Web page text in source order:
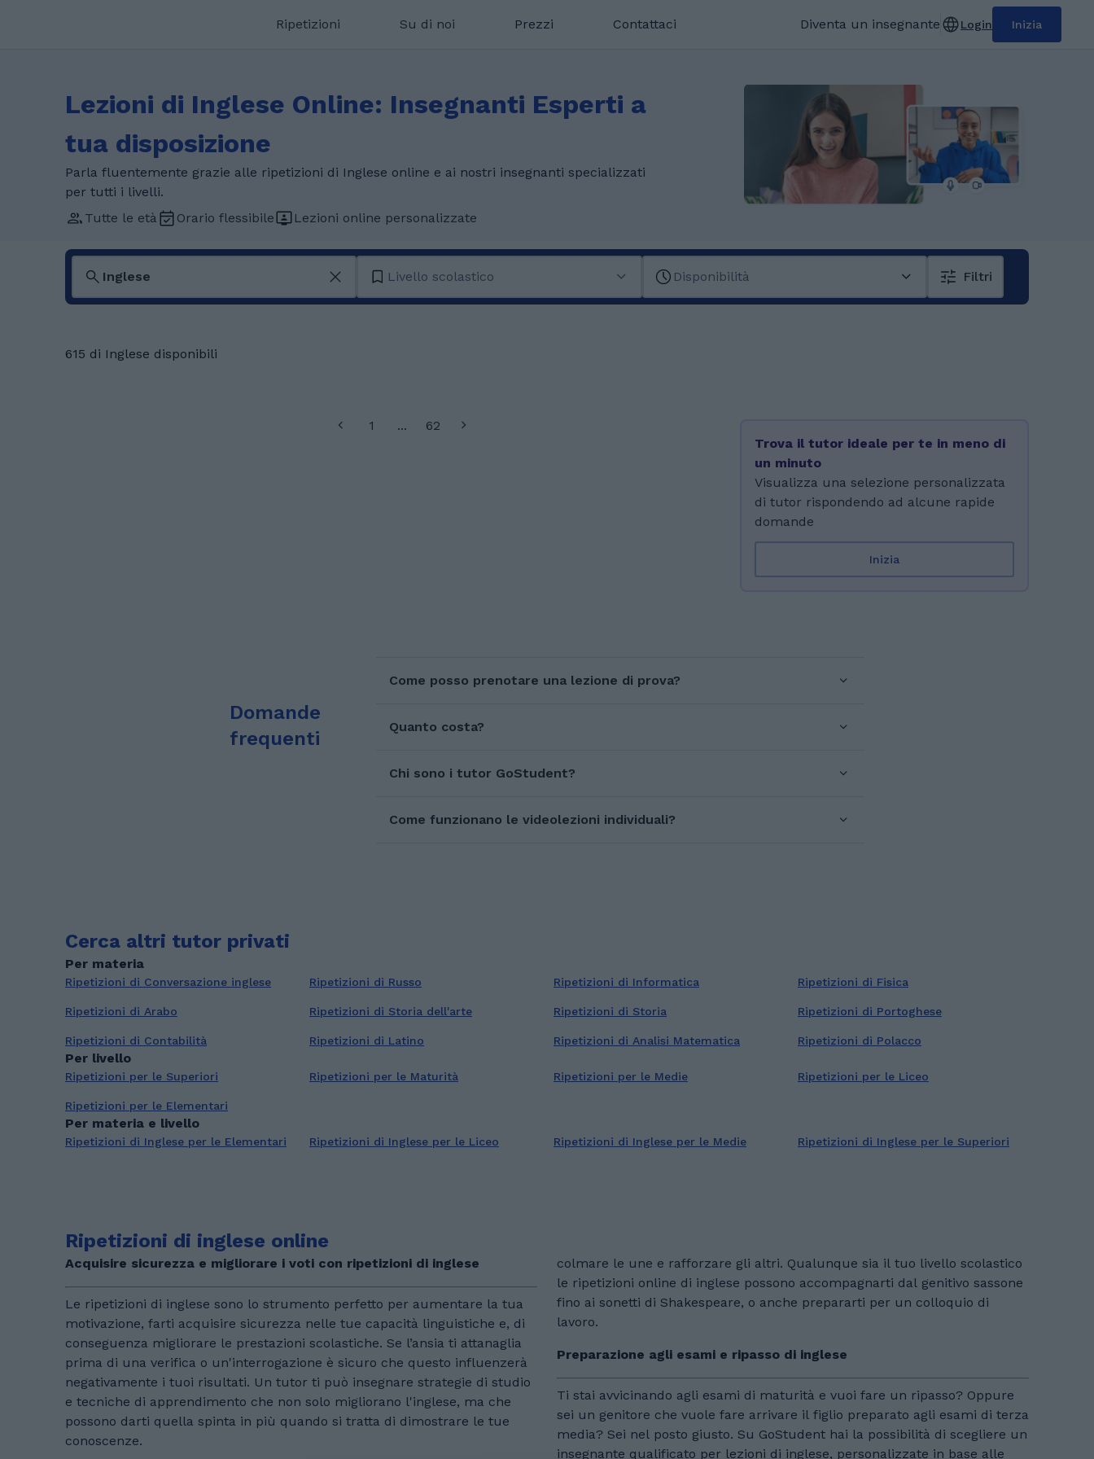
Ripetizioni Su di noi Prezzi Contattaci Diventa un insegnante Login Inizia
Lezioni di Inglese Online: Insegnanti Esperti a
tua disposizione
Parla fluentemente grazie alle ripetizioni di Inglese online e ai nostri insegnanti specializzati
per tutti i livelli.
Tutte le età
Orario flessibile Lezioni online personalizzate
Livello scolastico Disponibilità Filtri
615 di Inglese disponibili
1 ...
62
Trova il tutor ideale per te in meno di
un minuto
Visualizza una selezione personalizzata
di tutor rispondendo ad alcune rapide
domande
Inizia
Domande
frequenti
Come posso prenotare una lezione di prova?
Quanto costa?
Chi sono i tutor GoStudent?
Come funzionano le videolezioni individuali?
Cerca altri tutor privati
Per materia
Ripetizioni di Conversazione inglese Ripetizioni di Russo Ripetizioni di Informatica Ripetizioni di Fisica
Ripetizioni di Arabo Ripetizioni di Storia dell'arte Ripetizioni di Storia Ripetizioni di Portoghese
Ripetizioni di Contabilità Ripetizioni di Latino Ripetizioni di Analisi Matematica Ripetizioni di Polacco
Per livello
Ripetizioni per le Superiori Ripetizioni per le Maturità Ripetizioni per le Medie Ripetizioni per le Liceo
Ripetizioni per le Elementari
Per materia e livello
Ripetizioni di Inglese per le Elementari Ripetizioni di Inglese per le Liceo Ripetizioni di Inglese per le Medie Ripetizioni di Inglese per le Superiori
Ripetizioni di inglese online
Acquisire sicurezza e migliorare i voti con ripetizioni di inglese
Le ripetizioni di inglese sono lo strumento perfetto per aumentare la tua
motivazione, farti acquisire sicurezza nelle tue capacità linguistiche e, di
conseguenza migliorare le prestazioni scolastiche. Se l’ansia ti attanaglia
prima di una verifica o un'interrogazione è sicuro che questo influenzerà
negativamente i tuoi risultati. Un tutor ti può insegnare strategie di studio
e tecniche di apprendimento che non solo migliorano l'inglese, ma che
possono darti quella spinta in più quando si tratta di dimostrare le tue
conoscenze.
colmare le une e rafforzare gli altri. Qualunque sia il tuo livello scolastico
le ripetizioni online di inglese possono accompagnarti dal genitivo sassone
fino ai sonetti di Shakespeare, o anche prepararti per un colloquio di
lavoro.
Preparazione agli esami e ripasso di inglese
Ti stai avvicinando agli esami di maturità e vuoi fare un ripasso? Oppure
sei un genitore che vuole fare arrivare il figlio preparato agli esami di terza
media? Sei nel posto giusto. Su GoStudent hai la possibilità di scegliere un
insegnante qualificato per lezioni di inglese, personalizzate in base alle